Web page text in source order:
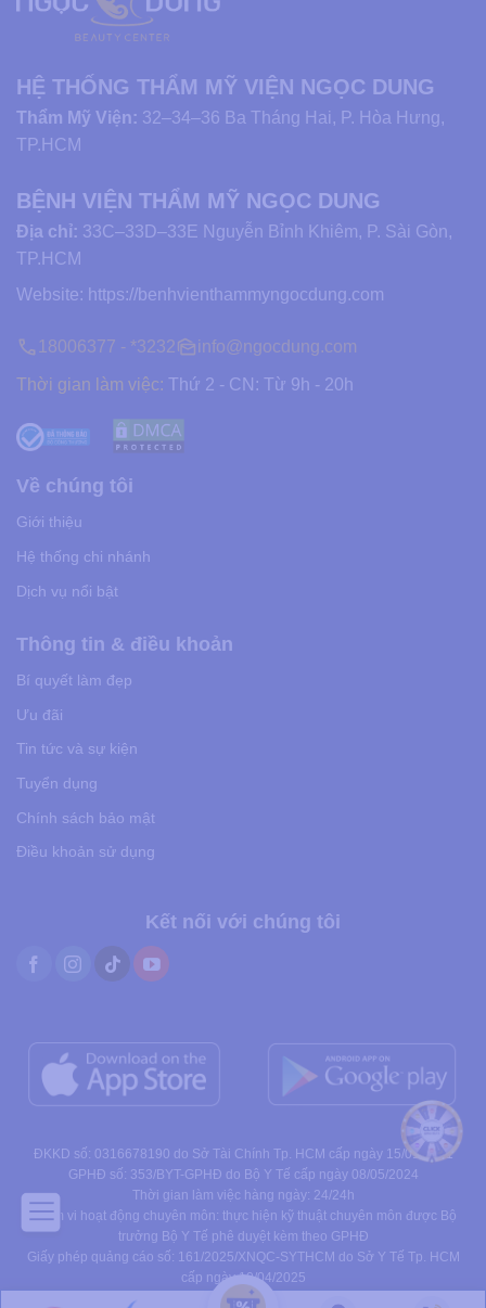
HỆ THỐNG THẨM MỸ VIỆN NGỌC DUNG
Thẩm Mỹ Viện: 32–34–36 Ba Tháng Hai, P. Hòa Hưng,
TP.HCM
BỆNH VIỆN THẨM MỸ NGỌC DUNG
Địa chỉ: 33C–33D–33E Nguyễn Bỉnh Khiêm, P. Sài Gòn,
TP.HCM
Website: https://benhvienthammyngocdung.com
18006377 - *3232 info@ngocdung.com
Thời gian làm việc: Thứ 2 - CN: Từ 9h - 20h
Về chúng tôi
Giới thiệu
Hệ thống chi nhánh
Dịch vụ nổi bật
Thông tin & điều khoản
Bí quyết làm đẹp
Ưu đãi
Tin tức và sự kiện
Tuyển dụng
Chính sách bảo mật
Điều khoản sử dụng
Kết nối với chúng tôi
ĐKKD số: 0316678190 do Sở Tài Chính Tp. HCM cấp ngày 15/01/2021
GPHĐ số: 353/BYT-GPHĐ do Bộ Y Tế cấp ngày 08/05/2024
Thời gian làm việc hàng ngày: 24/24h
Phạm vi hoạt động chuyên môn: thực hiện kỹ thuật chuyên môn được Bộ
trưởng Bộ Y Tế phê duyệt kèm theo GPHĐ
Giấy phép quảng cáo số: 161/2025/XNQC-SYTHCM do Sở Y Tế Tp. HCM
cấp ngày 10/04/2025